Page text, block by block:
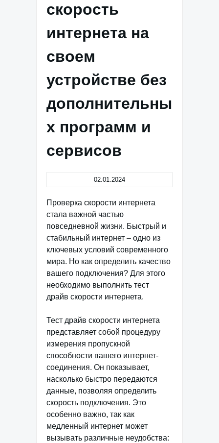
скорость
интернета на
своем
устройстве без
дополнительны
х программ и
сервисов
02.01.2024
Проверка скорости интернета
стала важной частью
повседневной жизни. Быстрый и
стабильный интернет – одно из
ключевых условий современного
мира. Но как определить качество
вашего подключения? Для этого
необходимо выполнить тест
драйв скорости интернета.
Тест драйв скорости интернета
представляет собой процедуру
измерения пропускной
способности вашего интернет-
соединения. Он показывает,
насколько быстро передаются
данные, позволяя определить
скорость подключения. Это
особенно важно, так как
медленный интернет может
вызывать различные неудобства: